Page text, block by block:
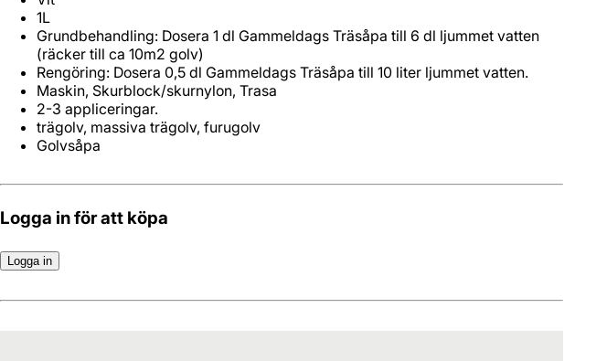
Grundbehandling: Dosera 1 dl Gammeldags Träsåpa till 6 dl ljummet vatten
Golvsåpa
Logga in för att köpa
Logga in